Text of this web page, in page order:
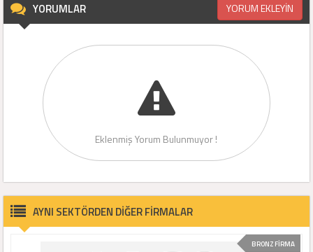
YORUMLAR YORUM EKLEYİN
Eklenmiş Yorum Bulunmuyor !
AYNI SEKTÖRDEN DİĞER FİRMALAR
BRONZ FİRMA